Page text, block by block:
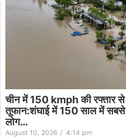
चीन में 150 kmph की रफ्तार से
तूफान:शंघाई में 150 साल में सबसे
लोग…
August 10, 2026 / 4:14 pm